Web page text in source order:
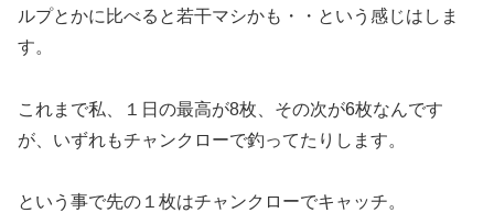
ルプとかに比べると若干マシかも・・という感じはしま
す。
これまで私、１日の最高が8枚、その次が6枚なんです
が、いずれもチャンクローで釣ってたりします。
という事で先の１枚はチャンクローでキャッチ。